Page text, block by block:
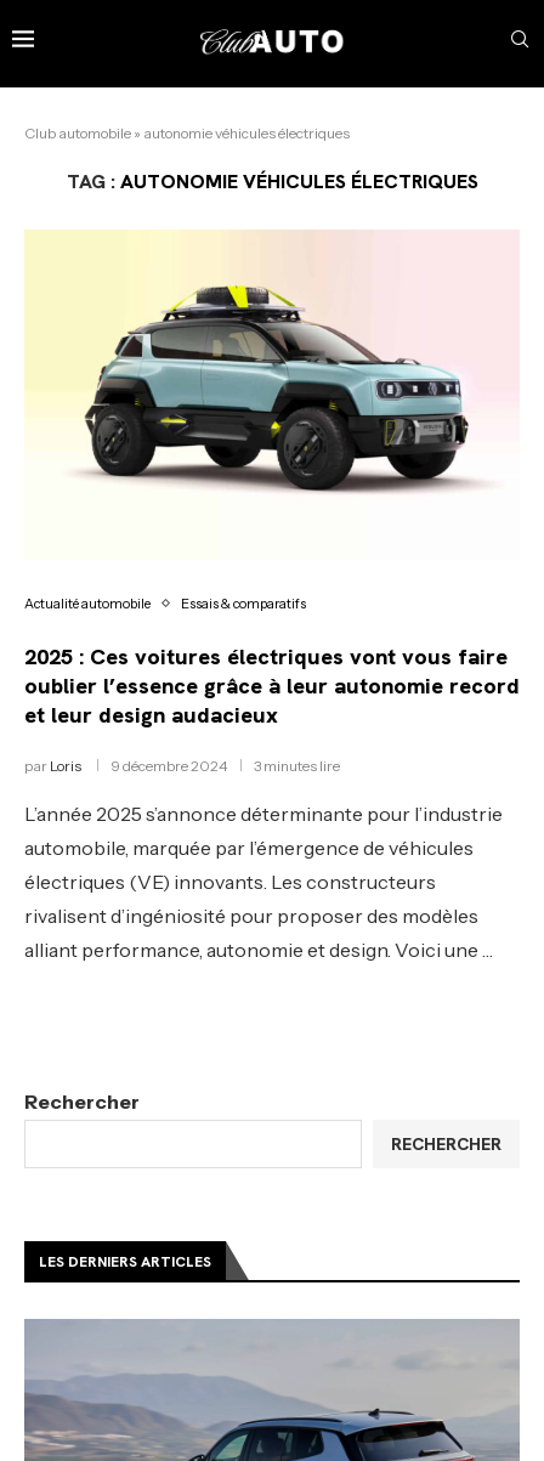
Club automobile » autonomie véhicules électriques
TAG :AUTONOMIE VÉHICULES ÉLECTRIQUES
Actualité automobile Essais & comparatifs
2025 : Ces voitures électriques vont vous faire
oublier l’essence grâce à leur autonomie record
et leur design audacieux
par Loris 9 décembre 2024 3 minutes lire
L’année 2025 s’annonce déterminante pour l’industrie
automobile, marquée par l’émergence de véhicules
électriques (VE) innovants. Les constructeurs
rivalisent d’ingéniosité pour proposer des modèles
alliant performance, autonomie et design. Voici une …
Rechercher
RECHERCHER
LES DERNIERS ARTICLES